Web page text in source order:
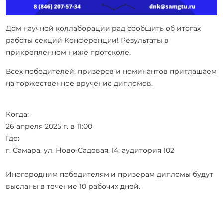
Дом научной коллаборации рад сообщить об итогах
работы секций Конференции! Результаты в
прикрепленном ниже протоколе.
Всех победителей, призеров и номинантов приглашаем
на торжественное вручение дипломов.
Когда:
26 апреля 2025 г. в 11:00
Где:
г. Самара, ул. Ново-Садовая, 14, аудитория 102
Иногородним победителям и призерам дипломы будут
высланы в течение 10 рабочих дней.